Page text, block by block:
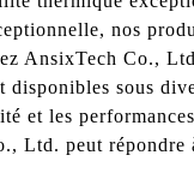
nos
AnsixTech Co.,
sous
et les
Ltd. peut répondre